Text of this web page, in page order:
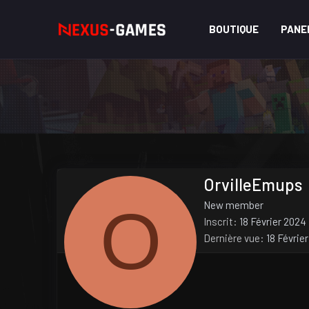
BOUTIQUE
O
OrvilleEmups
New member
Inscrit
18 Février 2024
Dernière vue
18